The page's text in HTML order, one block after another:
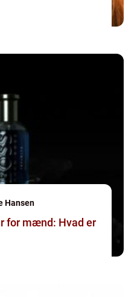
Hansen
for mænd: Hvad er